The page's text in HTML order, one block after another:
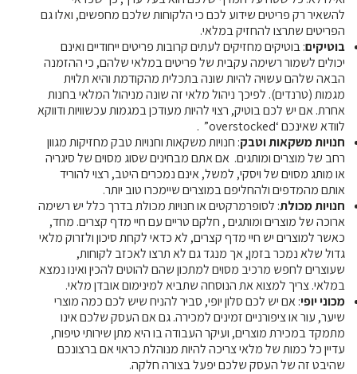
להשאיר רק פריטים שידוע לכם כי הלקוחות שלכם מחפשים, ואלו גם
הפריטים שתרצו להחזיק במלאי.
בוטיקים: בוטיקים מחזיקים לעתים קרובות פריטים ייחודיים ואינם
יכולים לשמור רשימה עקבית של פריטים במלאי שלהם, כי ההזמנה
הבאה שלהם עשויה להיות שונה בתכלית מהקודמת והיא תלוית
מגמות (טרנדים). לפיכך ניהול מלאי זה שונה מניהול המלאי בחנות
אחרת. אם יש לכם בוטיק, רצוי להיות מעודכן במגמות עכשוויות ודווקא
לוודא שאינכם ‘overstocked” .
חנויות משקאות וטבק: חנויות משקאות וחנויות טבק מחזיקות מגוון
רחב של מוצרים ומותגים. אם אתם מבחינים שסוג מסוים של סיגריה
או מותג מסוים של ויסקי, למשל, אינם נמכרים היטב, רצוי להוריד
אותם מהמדפים ולהחליפם במוצרים שיימכרו טוב יותר.
חנויות מכולת: לסופרמרקטים או חנויות מכולת בדרך כלל יש רשימה
ארוכה של מוצרים ומותגים , חלקם טריים עם חיי מדף קצרים. מחד,
כאשר למוצרים יש חיי מדף קצרים, לא כדאי לקחת סיכון ולזרוק מלאי
גדול שלא נמכר בזמן, אך מנגד גם לא תרצו לאכזב לקוחות,
שעוצרים לחפש מרכיב מסוים למתכון שהם להוטים להכין ואינו נמצא
במלאי. צריך למצוא את הנוסחה שתביא למינימום אובדן מלאי.
מכוני יופי: אם יש לכם סלון יופי, סביר להניח שיש לכם כמה מוצרי
שיער, עור או ציפורניים זמינים למכירה. גם אם העסק שלכם אינו
מתמקד במכירת מוצרים, ועיקר העבודה בו היא מתן שירותי טיפוח,
עדיין כל כמות של מלאי צריכה להיות מנוהלת כראוי אם ברצונכם
שהיבט זה של העסק שלכם יפעל בצורה חלקה.